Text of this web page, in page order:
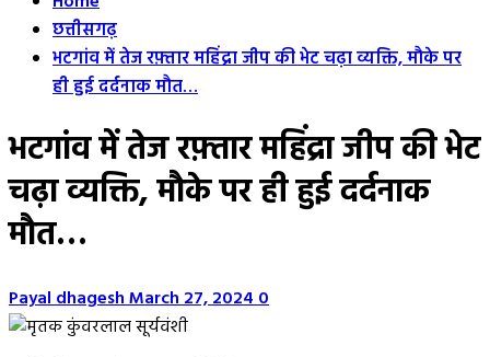
छत्तीसगढ़
भटगांव में तेज रफ़्तार महिंद्रा जीप की भेट चढ़ा व्यक्ति, मौके पर
ही हुई दर्दनाक मौत…
भटगांव में तेज रफ़्तार महिंद्रा जीप की भेट
चढ़ा व्यक्ति, मौके पर ही हुई दर्दनाक
मौत…
Payal dhageshMarch 27, 20240